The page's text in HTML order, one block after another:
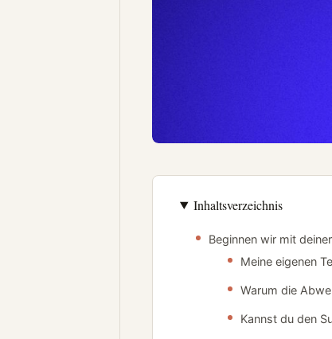
Inhaltsverzeichnis
Beginnen wir mit
Meine eigenen
Warum die
Kannst du den